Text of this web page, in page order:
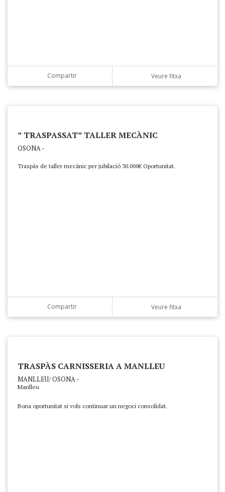
Compartir Veure fitxa
” TRASPASSAT” TALLER MECÀNIC
OSONA -
Traspàs de taller mecànic per jubilació 30.000€ Oportunitat.
Compartir Veure fitxa
TRASPÀS CARNISSERIA A MANLLEU
MANLLEU/ OSONA -
Manlleu
Bona oportunitat si vols continuar un negoci consolidat.